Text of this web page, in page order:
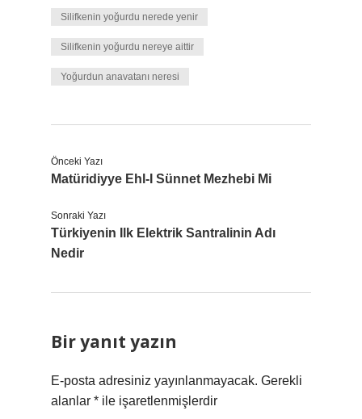
Silifkenin yoğurdu nerede yenir
Silifkenin yoğurdu nereye aittir
Yoğurdun anavatanı neresi
Önceki Yazı
Matüridiyye Ehl-I Sünnet Mezhebi Mi
Sonraki Yazı
Türkiyenin Ilk Elektrik Santralinin Adı
Nedir
Bir yanıt yazın
E-posta adresiniz yayınlanmayacak. Gerekli
alanlar * ile işaretlenmişlerdir